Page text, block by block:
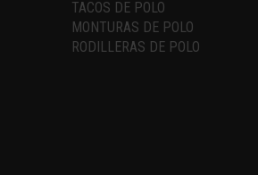
TACOS DE POLO
MONTURAS DE POLO
RODILLERAS DE POLO